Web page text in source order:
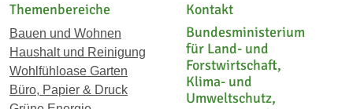
Themenbereiche
Bauen und Wohnen
Haushalt und Reinigung
Wohlfühloase Garten
Büro, Papier & Druck
Kontakt
Bundesministerium
für Land- und
Forstwirtschaft,
Klima- und
Umweltschutz,